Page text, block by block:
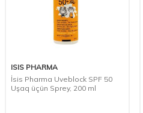
ISIS PHARMA
İsis Pharma Uveblock SPF 50
Uşaq üçün Sprey, 200 ml